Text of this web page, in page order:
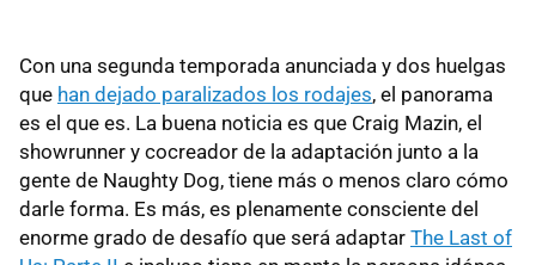
Con una segunda temporada anunciada y dos huelgas
que han dejado paralizados los rodajes, el panorama
es el que es. La buena noticia es que Craig Mazin, el
showrunner y cocreador de la adaptación junto a la
gente de Naughty Dog, tiene más o menos claro cómo
darle forma. Es más, es plenamente consciente del
enorme grado de desafío que será adaptar The Last of